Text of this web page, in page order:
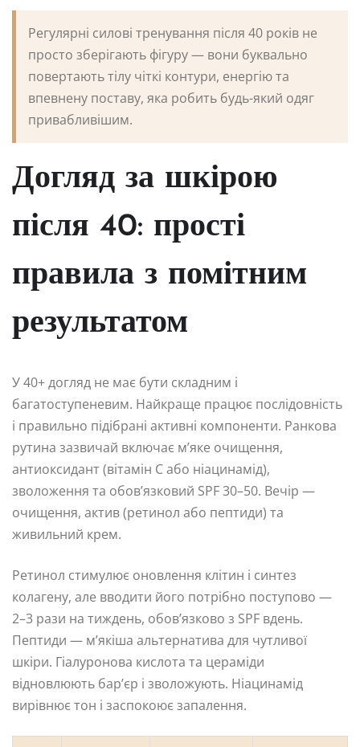
Регулярні силові тренування після 40 років не
просто зберігають фігуру — вони буквально
повертають тілу чіткі контури, енергію та
впевнену поставу, яка робить будь-який одяг
привабливішим.
Догляд за шкірою
після 40: прості
правила з помітним
результатом
У 40+ догляд не має бути складним і
багатоступеневим. Найкраще працює послідовність
і правильно підібрані активні компоненти. Ранкова
рутина зазвичай включає м’яке очищення,
антиоксидант (вітамін C або ніацинамід),
зволоження та обов’язковий SPF 30–50. Вечір —
очищення, актив (ретинол або пептиди) та
живильний крем.
Ретинол стимулює оновлення клітин і синтез
колагену, але вводити його потрібно поступово —
2–3 рази на тиждень, обов’язково з SPF вдень.
Пептиди — м’якіша альтернатива для чутливої
шкіри. Гіалуронова кислота та цераміди
відновлюють бар’єр і зволожують. Ніацинамід
вирівнює тон і заспокоює запалення.